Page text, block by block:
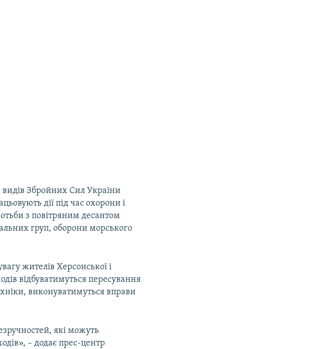
видів Збройних Сил України
дії під час охорони і
з повітряним десантом
груп, оборони морського
жителів Херсонської і
відбуватимуться пересування
виконуватимуться вправи
які можуть
– додає прес-центр